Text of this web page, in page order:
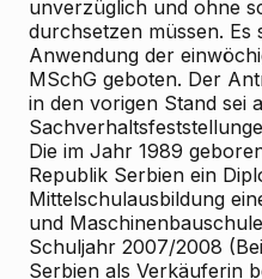
unverzüglich und ohne
durchsetzen müssen. Es
Anwendung der
MSchG geboten. Der
in den vorigen Stand sei
Die im Jahr 1989
Republik Serbien ein
Mittelschulausbildung
und
Schuljahr 2007/2008
Serbien als Verkäuferin